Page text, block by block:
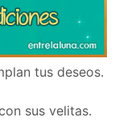
tus deseos.
sus velitas.